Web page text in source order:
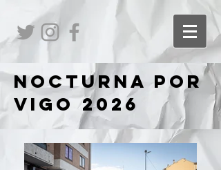
NOCTURNA POR
VIGO 2026